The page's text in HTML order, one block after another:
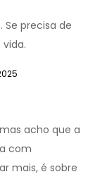
Se precisa de
acho que a
com
mais, é sobre